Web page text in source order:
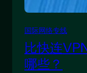
国际网络专线
比快连
哪些？